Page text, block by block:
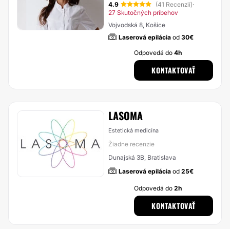
4.9 (41 Recenzií)·
27 Skutočných príbehov
Vojvodská 8, Košice
Laserová epilácia od 30€
Odpovedá do4h
KONTAKTOVAŤ
LASOMA
Estetická medicína
Žiadne recenzie
Dunajská 3B, Bratislava
Laserová epilácia od 25€
Odpovedá do2h
KONTAKTOVAŤ